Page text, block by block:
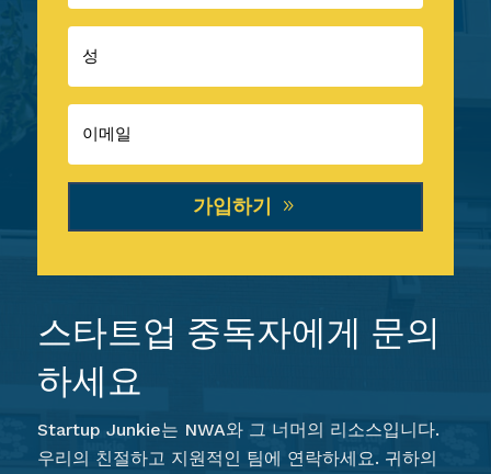
가입하기
스타트업 중독자에게 문의
하세요
Startup Junkie는 NWA와 그 너머의 리소스입니다.
우리의 친절하고 지원적인 팀에 연락하세요. 귀하의